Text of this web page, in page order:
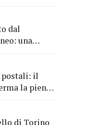
dal
una
causa
Rizzo
il
la piena
dei
buonidi Torino